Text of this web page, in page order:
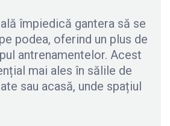
împiedică gantera să se
podea, oferind un plus de
antrenamentelor. Acest
mai ales în sălile de
sau acasă, unde spațiul